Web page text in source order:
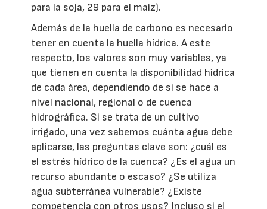
para la soja, 29 para el maíz).
Además de la huella de carbono es necesario
tener en cuenta la huella hídrica. A este
respecto, los valores son muy variables, ya
que tienen en cuenta la disponibilidad hídrica
de cada área, dependiendo de si se hace a
nivel nacional, regional o de cuenca
hidrográfica. Si se trata de un cultivo
irrigado, una vez sabemos cuánta agua debe
aplicarse, las preguntas clave son: ¿cuál es
el estrés hídrico de la cuenca? ¿Es el agua un
recurso abundante o escaso? ¿Se utiliza
agua subterránea vulnerable? ¿Existe
competencia con otros usos? Incluso si el